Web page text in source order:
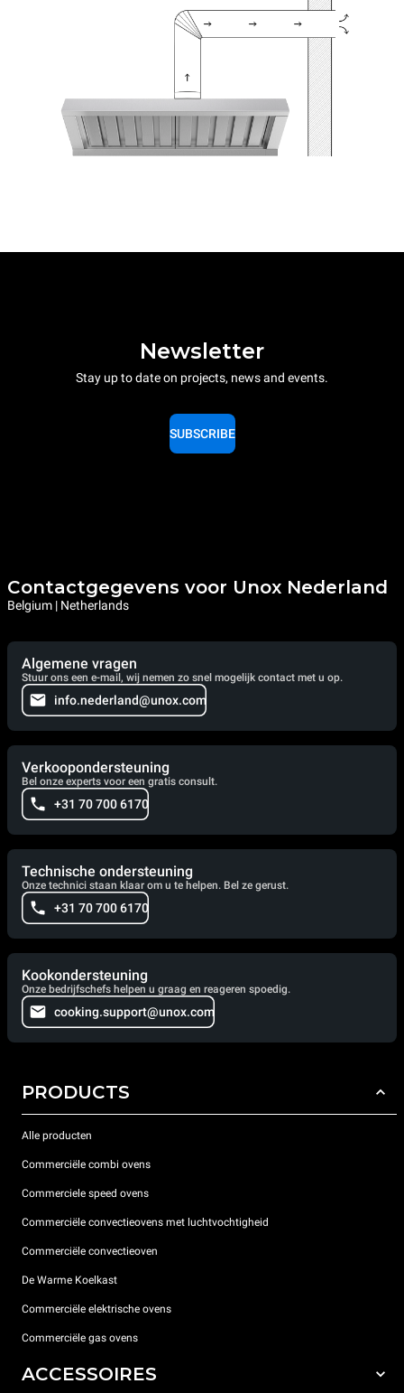
Newsletter
Stay up to date on projects, news and events.
SUBSCRIBE
Contactgegevens voor Unox Nederland
Belgium | Netherlands
Algemene vragen
Stuur ons een e-mail, wij nemen zo snel mogelijk contact met u op.
info.nederland@unox.com
Verkoopondersteuning
Bel onze experts voor een gratis consult.
+31 70 700 6170
Technische ondersteuning
Onze technici staan klaar om u te helpen. Bel ze gerust.
+31 70 700 6170
Kookondersteuning
Onze bedrijfschefs helpen u graag en reageren spoedig.
cooking.support@unox.com
PRODUCTS
Alle producten
Commerciële combi ovens
Commerciele speed ovens
Commerciële convectieovens met luchtvochtigheid
Commerciële convectieoven
De Warme Koelkast
Commerciële elektrische ovens
Commerciële gas ovens
ACCESSOIRES